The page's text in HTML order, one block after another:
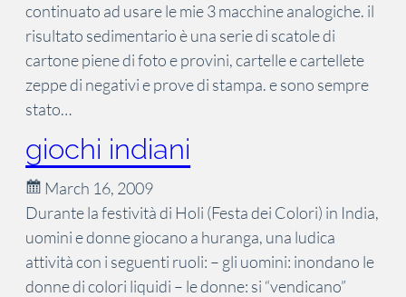
continuato ad usare le mie 3 macchine analogiche. il
risultato sedimentario è una serie di scatole di
cartone piene di foto e provini, cartelle e cartellete
zeppe di negativi e prove di stampa. e sono sempre
stato…
giochi indiani
March 16, 2009
Durante la festività di Holi (Festa dei Colori) in India,
uomini e donne giocano a huranga, una ludica
attività con i seguenti ruoli: – gli uomini: inondano le
donne di colori liquidi – le donne: si “vendicano”